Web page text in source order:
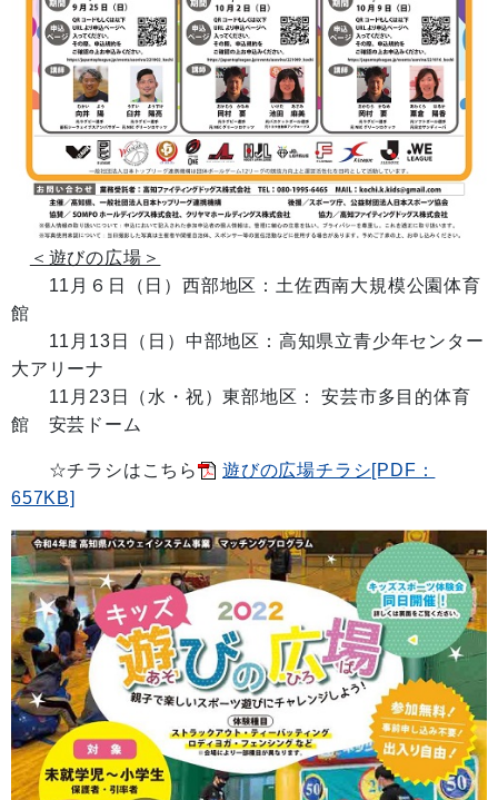
＜遊びの広場＞
11月６日（日）西部地区：土佐西南大規模公園体育
館
11月13日（日）中部地区：高知県立青少年センター
大アリーナ
11月23日（水・祝）東部地区： 安芸市多目的体育
館 安芸ドーム
☆チラシはこちら
遊びの広場チラシ[PDF：
657KB]